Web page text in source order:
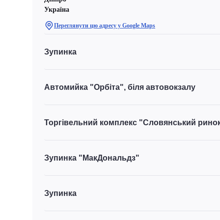
Україна
Переглянути цю адресу у Google Maps
Зупинка
Автомийка "Орбіта", біля автовокзалу
Торгівельний комплекс "Словянський
Зупинка "МакДональдз"
Зупинка